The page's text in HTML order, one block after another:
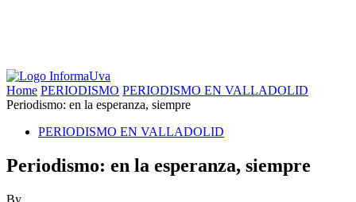
Home PERIODISMO PERIODISMO EN VALLADOLID
Periodismo: en la esperanza, siempre
PERIODISMO EN VALLADOLID
Periodismo: en la esperanza, siempre
By